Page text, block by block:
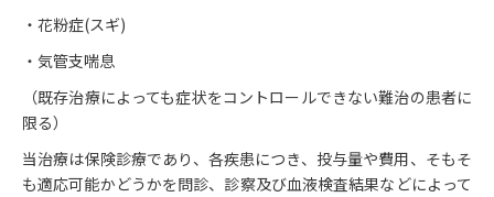
・花粉症(スギ)
・気管支喘息
（既存治療によっても症状をコントロールできない難治の患者に
限る）
当治療は保険診療であり、各疾患につき、投与量や費用、そもそ
も適応可能かどうかを問診、診察及び血液検査結果などによって